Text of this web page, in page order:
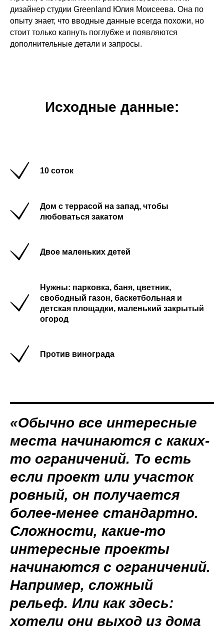
дизайнер студии Greenland Юлия Моисеева. Она по
опыту знает, что вводные данные всегда похожи, но
стоит только капнуть поглубже и появляются
дополнительные детали и запросы.
Исходные данные:
10 соток
Дом с террасой на запад, чтобы
любоваться закатом
Двое маленьких детей
Нужны: парковка, баня, цветник,
свободный газон, баскетбольная и
детская площадки, маленький закрытый
огород
Против винограда
«Обычно все интересные
места начинаются с каких-
то ограничений. То есть
если проект или участок
ровный, он получается
более-менее стандартно.
Сложности, какие-то
интересные проекты
начинаются с ограничений.
Например, сложный
рельеф. Или как здесь:
хотели они выход из дома